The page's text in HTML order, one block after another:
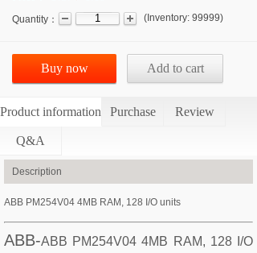
Quantity： ( Inventory: 99999)
Buy now Add to cart
Product information Purchase Review
Q&A
Description
ABB PM254V04 4MB RAM, 128 I/O units
ABB-ABB PM254V04 4MB RAM, 128 I/O